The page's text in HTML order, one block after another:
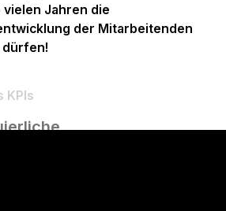
vielen Jahren die
der Mitarbeitenden
KPIs